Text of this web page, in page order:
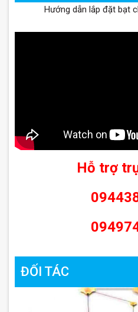
Hướng dẫn lắp đặt bạt
Hỗ trợ
ĐỐI TÁC